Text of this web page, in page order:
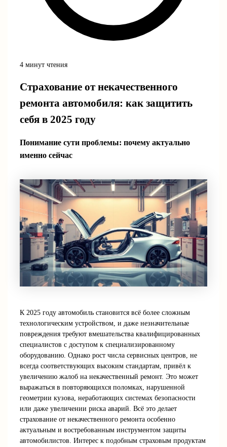
4 минут чтения
Страхование от некачественного
ремонта автомобиля: как защитить
себя в 2025 году
Понимание сути проблемы: почему актуально
именно сейчас
К 2025 году автомобиль становится всё более сложным
технологическим устройством, и даже незначительные
повреждения требуют вмешательства квалифицированных
специалистов с доступом к специализированному
оборудованию. Однако рост числа сервисных центров, не
всегда соответствующих высоким стандартам, привёл к
увеличению жалоб на некачественный ремонт. Это может
выражаться в повторяющихся поломках, нарушенной
геометрии кузова, неработающих системах безопасности
или даже увеличении риска аварий. Всё это делает
страхование от некачественного ремонта особенно
актуальным и востребованным инструментом защиты
автомобилистов. Интерес к подобным страховым продуктам